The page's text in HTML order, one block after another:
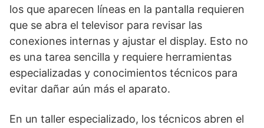
los que aparecen líneas en la pantalla requieren
que se abra el televisor para revisar las
conexiones internas y ajustar el display. Esto no
es una tarea sencilla y requiere herramientas
especializadas y conocimientos técnicos para
evitar dañar aún más el aparato.
En un taller especializado, los técnicos abren el